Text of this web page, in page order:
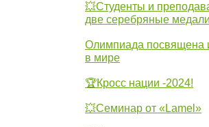
💥Студенты и
две серебряные
Олимпиада посвящена
в мире
🏆Кросс нации -2024!
💥Семинар от «Lamel»